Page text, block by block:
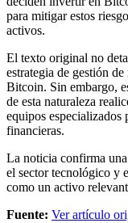
para mitigar estos
activos.
El texto original no
estrategia de gestión
Bitcoin. Sin embargo,
de esta naturaleza
equipos especializados
financieras.
La noticia confirma
el sector tecnológico y
como un activo
Fuente: Ver artículo